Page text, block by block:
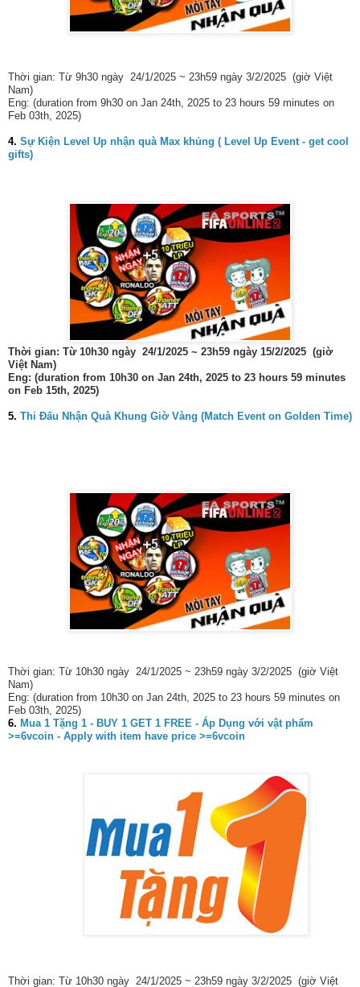
Thời gian: Từ 9h30 ngày 24/1/2025 ~ 23h59 ngày 3/2/2025 (giờ Việt
Nam)
Eng: (duration from 9h30 on Jan 24th, 2025 to 23 hours 59 minutes on
Feb 03th, 2025)
4. Sự Kiện Level Up nhận quà Max khủng ( Level Up Event - get cool
gifts)
Thời gian: Từ 10h30 ngày 24/1/2025 ~ 23h59 ngày 15/2/2025 (giờ
Việt Nam)
Eng: (duration from 10h30 on Jan 24th, 2025 to 23 hours 59 minutes
on Feb 15th, 2025)
5. Thi Đấu Nhận Quà Khung Giờ Vàng (Match Event on Golden Time)
Thời gian: Từ 10h30 ngày 24/1/2025 ~ 23h59 ngày 3/2/2025 (giờ Việt
Nam)
Eng: (duration from 10h30 on Jan 24th, 2025 to 23 hours 59 minutes on
Feb 03th, 2025)
6. Mua 1 Tặng 1 - BUY 1 GET 1 FREE - Áp Dụng với vật phẩm
>=6vcoin - Apply with item have price >=6vcoin
Thời gian: Từ 10h30 ngày 24/1/2025 ~ 23h59 ngày 3/2/2025 (giờ Việt